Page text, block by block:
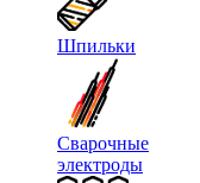
Шпильки
Сварочные
электроды